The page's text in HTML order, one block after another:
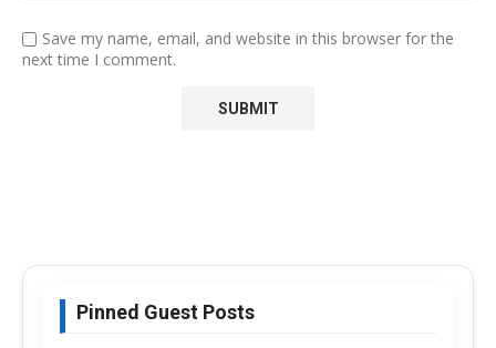
Save my name, email, and website in this browser for the
next time I comment.
Pinned Guest Posts